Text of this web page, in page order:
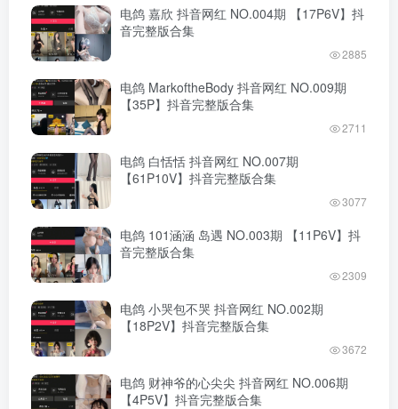
电鸽 嘉欣 抖音网红 NO.004期 【17P6V】抖
音完整版合集
2885
电鸽 MarkoftheBody 抖音网红 NO.009期
【35P】抖音完整版合集
2711
电鸽 白恬恬 抖音网红 NO.007期
【61P10V】抖音完整版合集
3077
电鸽 101涵涵 岛遇 NO.003期 【11P6V】抖
音完整版合集
2309
电鸽 小哭包不哭 抖音网红 NO.002期
【18P2V】抖音完整版合集
3672
电鸽 财神爷的心尖尖 抖音网红 NO.006期
【4P5V】抖音完整版合集